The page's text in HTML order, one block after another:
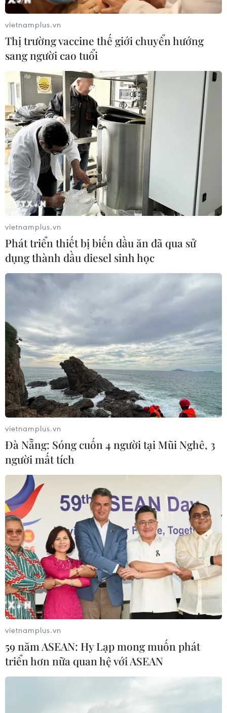
trợ
12/02/2024 12:34
Đến nay WHO đã cung cấp 447 triệu tấn thiết bị y tế
cho Dải Gaza, song con số này chỉ như "muối bỏ biển",
Lãnh đạo Đức và Mỹ coi trọng việc phê
chuẩn gói viện trợ quân sự cho Ukraine
Bầu Dục nhân chuyến thăm của ông này tới Mỹ, Tổng
thống Mỹ Biden lấy làm tiếc trước việc Quốc hội Mỹ
chưa thông qua gói viện trợ cho Ukraine.
vietnamplus.vn
Thị trường vaccine thế giới chuyển hướng
sang người cao tuổi
vietnamplus.vn
Phát triển thiết bị biến dầu ăn đã qua sử
dụng thành dầu diesel sinh học
vietnamplus.vn
Đà Nẵng: Sóng cuốn 4 người tại Mũi Nghê, 3
người mất tích
vietnamplus.vn
59 năm ASEAN: Hy Lạp mong muốn phát
triển hơn nữa quan hệ với ASEAN